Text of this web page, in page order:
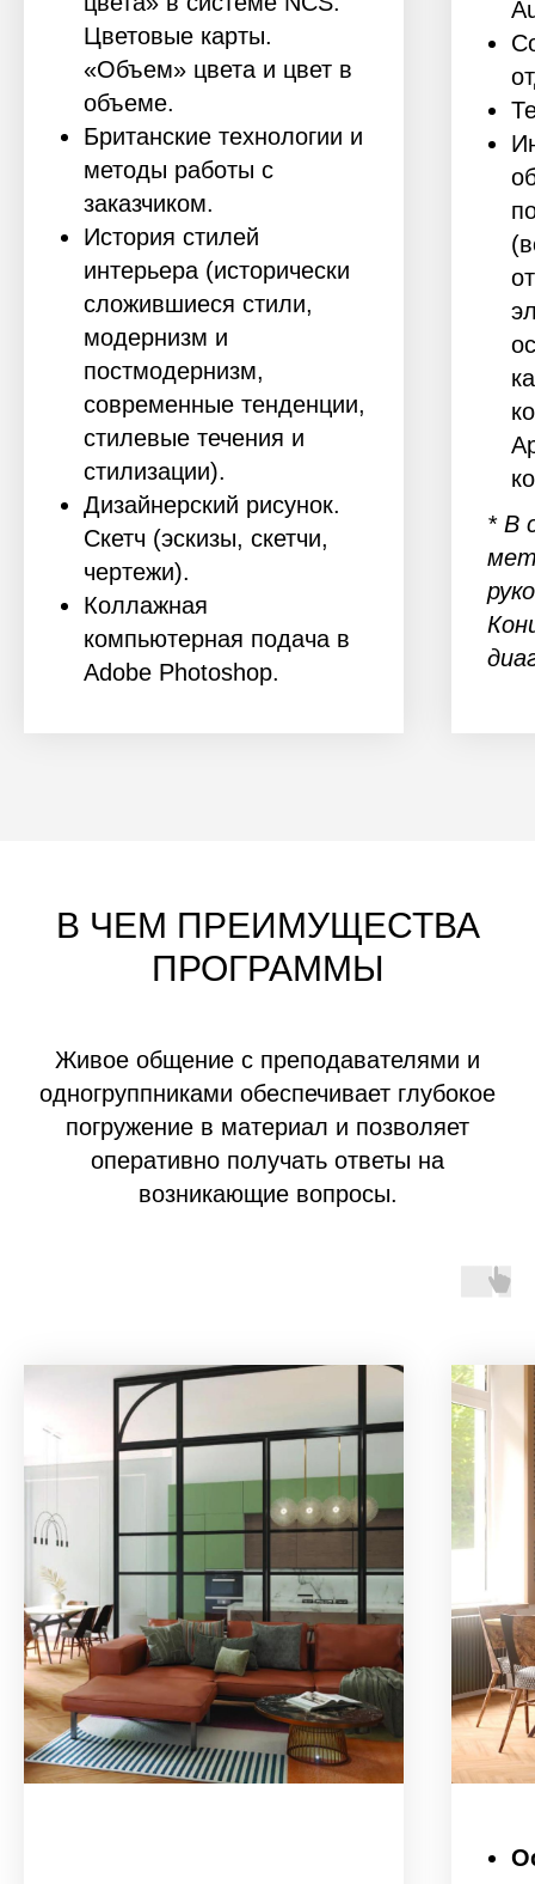
Цветовые карты.
«Объем» цвета и цвет в
объеме.
Британские технологии и
методы работы с
заказчиком.
История стилей
интерьера (исторически
сложившиеся стили,
модернизм и
постмодернизм,
современные тенденции,
стилевые течения и
стилизации).
Дизайнерский рисунок.
Скетч (эскизы, скетчи,
чертежи).
Коллажная
компьютерная подача в
Adobe Photoshop.
* В
В ЧЕМ ПРЕИМУЩЕСТВА
ПРОГРАММЫ
Живое общение с преподавателями и
одногруппниками обеспечивает глубокое
погружение в материал и позволяет
оперативно получать ответы на
возникающие вопросы.